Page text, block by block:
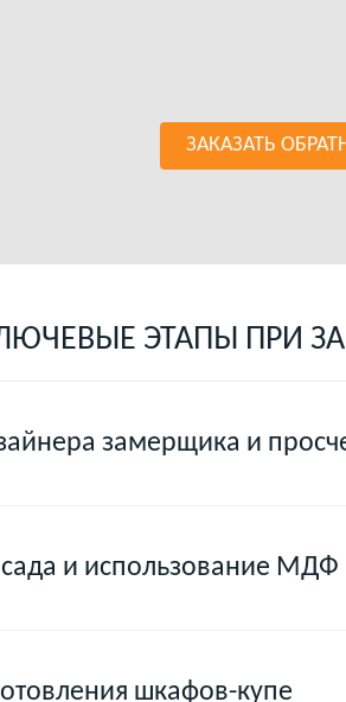
ЗАКАЗАТЬ
ЭТАПЫ ПРИ
замерщика и
и использование МДФ
шкафов-купе